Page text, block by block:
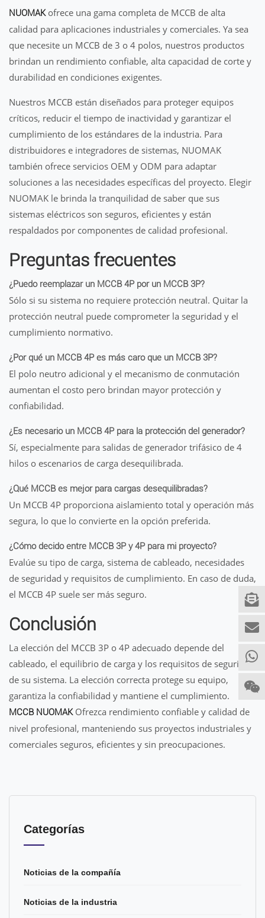
NUOMAKofrece una gama completa de MCCB de alta
calidad para aplicaciones industriales y comerciales. Ya sea
que necesite un MCCB de 3 o 4 polos, nuestros productos
brindan un rendimiento confiable, alta capacidad de corte y
durabilidad en condiciones exigentes.
Nuestros MCCB están diseñados para proteger equipos
críticos, reducir el tiempo de inactividad y garantizar el
cumplimiento de los estándares de la industria. Para
distribuidores e integradores de sistemas, NUOMAK
también ofrece servicios OEM y ODM para adaptar
soluciones a las necesidades específicas del proyecto. Elegir
NUOMAK le brinda la tranquilidad de saber que sus
sistemas eléctricos son seguros, eficientes y están
respaldados por componentes de calidad profesional.
Preguntas frecuentes
¿Puedo reemplazar un MCCB 4P por un MCCB 3P?
Sólo si su sistema no requiere protección neutral. Quitar la
protección neutral puede comprometer la seguridad y el
cumplimiento normativo.
¿Por qué un MCCB 4P es más caro que un MCCB 3P?
El polo neutro adicional y el mecanismo de conmutación
aumentan el costo pero brindan mayor protección y
confiabilidad.
¿Es necesario un MCCB 4P para la protección del generador?
Sí, especialmente para salidas de generador trifásico de 4
hilos o escenarios de carga desequilibrada.
¿Qué MCCB es mejor para cargas desequilibradas?
Un MCCB 4P proporciona aislamiento total y operación más
segura, lo que lo convierte en la opción preferida.
¿Cómo decido entre MCCB 3P y 4P para mi proyecto?
Evalúe su tipo de carga, sistema de cableado, necesidades
de seguridad y requisitos de cumplimiento. En caso de duda,
el MCCB 4P suele ser más seguro.
Conclusión
La elección del MCCB 3P o 4P adecuado depende del
cableado, el equilibrio de carga y los requisitos de seguridad
de su sistema. La elección correcta protege su equipo,
garantiza la confiabilidad y mantiene el cumplimiento.
MCCB NUOMAKOfrezca rendimiento confiable y calidad de
nivel profesional, manteniendo sus proyectos industriales y
comerciales seguros, eficientes y sin preocupaciones.
Categorías
Noticias de la compañía
Noticias de la industria